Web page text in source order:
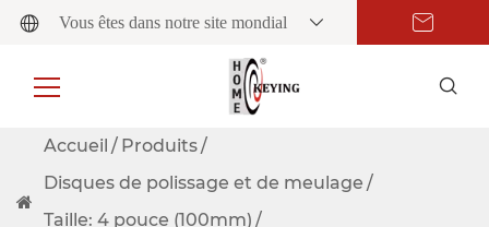
Vous êtes dans notre site mondial
Accueil
Produits
Disques de polissage et de meulage
Taille: 4 pouce (100mm)